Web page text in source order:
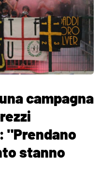
campagna
"Prendano
stanno